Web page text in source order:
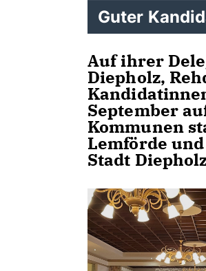
Guter
Auf ihrer
Diepholz,
September
Kommunen
Lemförde
Stadt